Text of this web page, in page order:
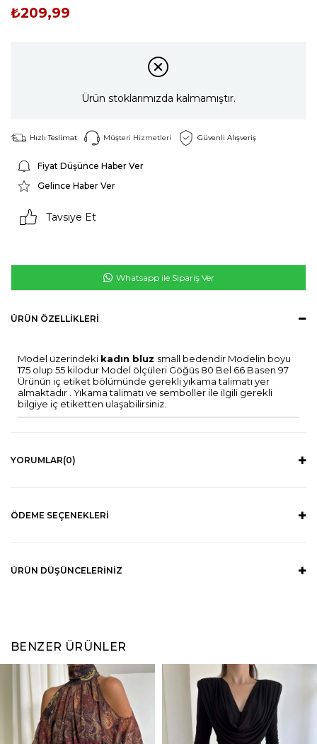
₺209,99
Ürün stoklarımızda kalmamıştır.
Hızlı Teslimat Müşteri Hizmetleri Güvenli Alışveriş
Fiyat Düşünce Haber Ver
Gelince Haber Ver
Tavsiye Et
Whatsapp ile Sipariş Ver
ÜRÜN ÖZELLIKLERI
Model üzerindeki kadın bluz small bedendir Modelin boyu
175 olup 55 kilodur Model ölçüleri Göğüs 80 Bel 66 Basen 97
Ürünün iç etiket bölümünde gerekli yıkama talimatı yer
almaktadır . Yıkama talimatı ve semboller ile ilgili gerekli
bilgiye iç etiketten ulaşabilirsiniz.
YORUMLAR(0)
ÖDEME SEÇENEKLERI
ÜRÜN DÜŞÜNCELERINIZ
BENZER ÜRÜNLER